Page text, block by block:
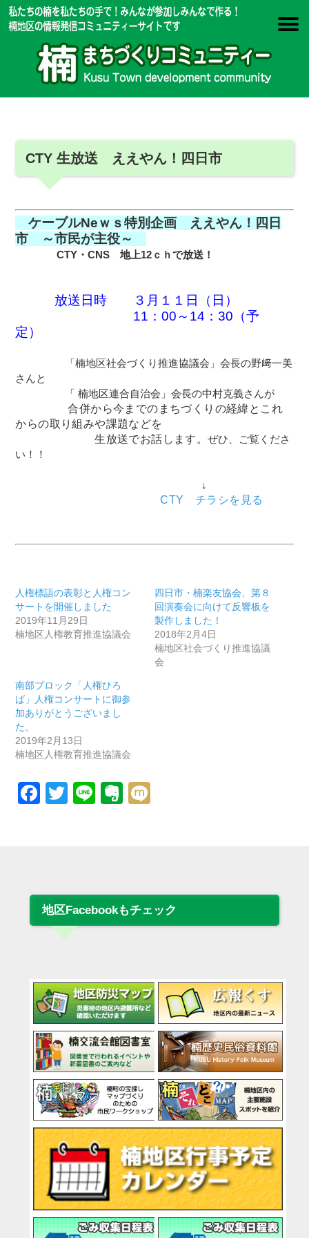
CTY 生放送 ええやん！四日市
ケーブルNeｗｓ特別企画 ええやん！四日
市 ～市民が主役～
CTY・CNS 地上12ｃｈで放送！
放送日時 ３月１１日（日）
11：00～14：30（予
定）
「楠地区社会づくり推進協議会」会長の野﨑一美
さんと
「 楠地区連合自治会」会長の中村克義さんが
合併から今までのまちづくりの経緯とこれ
からの取り組みや課題などを
生放送でお話します。ぜひ、ご覧くださ
い！！
↓
CTY チラシを見る
人権標語の表彰と人権コン
サートを開催しました
2019年11月29日
楠地区人権教育推進協議会
四日市・楠楽友協会、第８
回演奏会に向けて反響板を
製作しました！
2018年2月4日
楠地区社会づくり推進協議
会
南部ブロック「人権ひろ
ば」人権コンサートに御参
加ありがとうございまし
た。
2019年2月13日
楠地区人権教育推進協議会
Facebook
Twitter
LineEvernote
地区Facebookもチェック